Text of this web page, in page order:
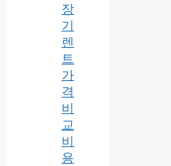
장
기
렌
트
가
격
비
교
비
용